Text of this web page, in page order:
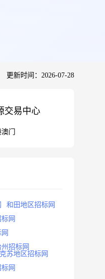
更新时间：2026-07-28
交易中心
澳门
和田地区招标网
网
招标网
苏地区招标网
网